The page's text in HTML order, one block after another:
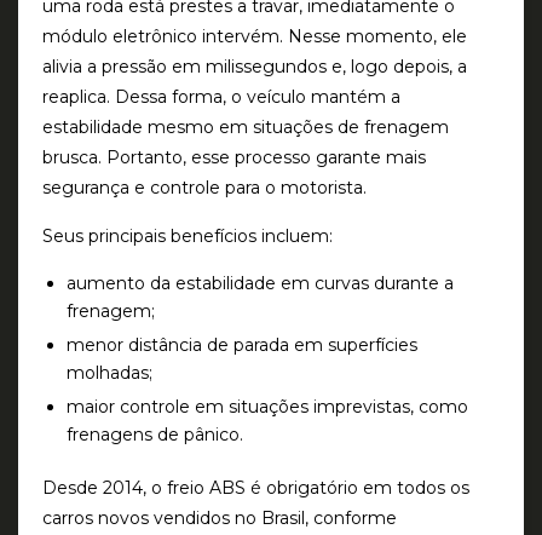
uma roda está prestes a travar, imediatamente o
módulo eletrônico intervém. Nesse momento, ele
alivia a pressão em milissegundos e, logo depois, a
reaplica. Dessa forma, o veículo mantém a
estabilidade mesmo em situações de frenagem
brusca. Portanto, esse processo garante mais
segurança e controle para o motorista.
Seus principais benefícios incluem:
aumento da estabilidade em curvas durante a
frenagem;
menor distância de parada em superfícies
molhadas;
maior controle em situações imprevistas, como
frenagens de pânico.
Desde 2014, o freio ABS é obrigatório em todos os
carros novos vendidos no Brasil, conforme